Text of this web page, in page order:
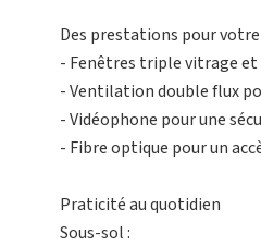
Des prestations pour
- Fenêtres triple vitrage
- Ventilation double flux
- Vidéophone pour une
- Fibre optique pour un
Praticité au quotidien
Sous-sol :